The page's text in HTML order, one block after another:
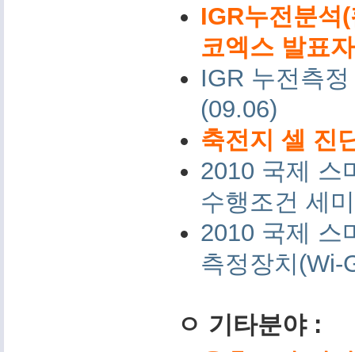
IGR누전분석
코엑스 발표
IGR 누전측
(09.06)
축전지 셀 진
2010 국제 스
수행조건 세
2010 국제 스
측정장치(Wi-
ㅇ 기타분야 :